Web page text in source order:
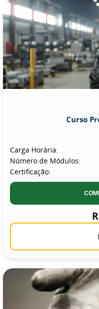
Curso
Carga Horária:
Número de Módulos:
Certificação: